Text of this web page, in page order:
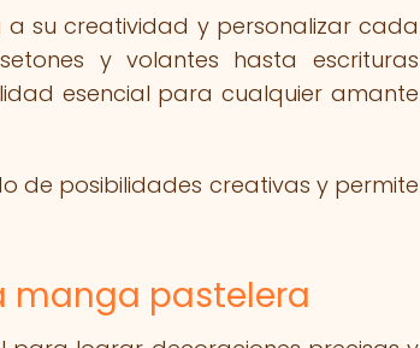
su creatividad y personalizar cada
y volantes hasta escrituras
esencial para cualquier amante
de posibilidades creativas y permite
manga pastelera